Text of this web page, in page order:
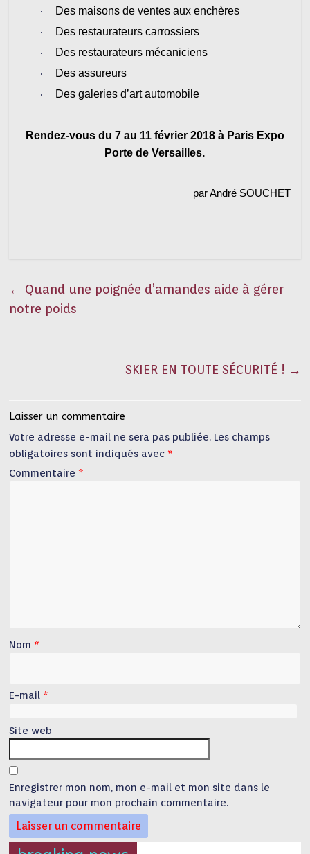
· Des maisons de ventes aux enchères
· Des restaurateurs carrossiers
· Des restaurateurs mécaniciens
· Des assureurs
· Des galeries d’art automobile
Rendez-vous du 7 au 11 février 2018 à Paris Expo
Porte de Versailles.
par André SOUCHET
← Quand une poignée d’amandes aide à gérer
notre poids
SKIER EN TOUTE SÉCURITÉ ! →
Laisser un commentaire
Votre adresse e-mail ne sera pas publiée. Les champs
obligatoires sont indiqués avec *
Commentaire *
Nom *
E-mail *
Site web
Enregistrer mon nom, mon e-mail et mon site dans le
navigateur pour mon prochain commentaire.